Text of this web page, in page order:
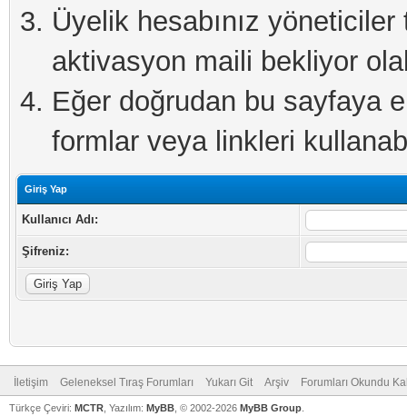
Üyelik hesabınız
aktivasyon maili bekliyor
Eğer doğrudan bu sayfaya
formlar veya linkleri
Giriş Yap
Kullanıcı Adı:
Şifreniz:
İletişim Geleneksel Tıraş Forumları Yukarı Git Arşiv Forumları Okundu
Türkçe Çeviri: MCTR , Yazılım: MyBB , © 2002-2026 MyBB Group